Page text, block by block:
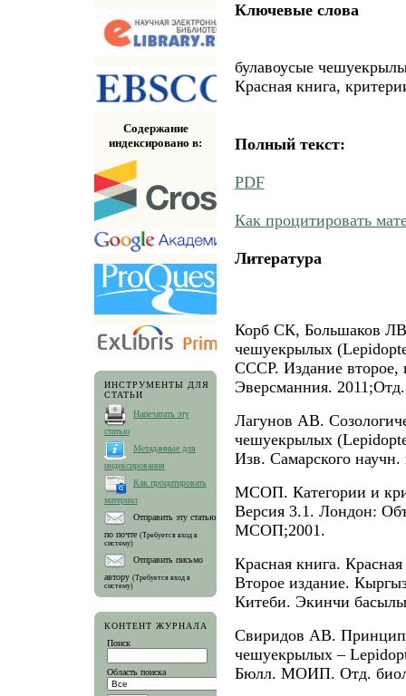
Содержание
индексировано в:
ИНСТРУМЕНТЫ ДЛЯ
СТАТЬИ
Напечатать эту
статью
Метаданные для
индексирования
Как процитировать
материал
Отправить эту статью
по почте (Требуется вход в
систему)
Отправить письмо
автору (Требуется вход в
систему)
КОНТЕНТ ЖУРНАЛА
Поиск
Область поиска
Ключевые слова
булавоусые
Красная книга,
Полный текст:
PDF
Как процитировать
Литература
Корб СК, Большаков
чешуекрылых
СССР. Издание второе,
Эверсманния.
Лагунов АВ.
чешуекрылых
Изв. Самарского
МСОП. Категории и
Версия 3.1. Лондон:
МСОП;2001.
Красная книга.
Второе издание.
Китеби. Экинчи
Свиридов АВ.
чешуекрылых –
Бюлл. МОИП. Отд.